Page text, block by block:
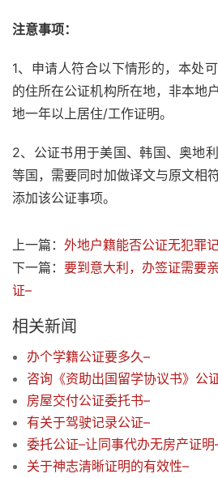
注意事项：
1、申请人符合以下情形的，本处
的住所在公证机构所在地，非本地
地一年以上居住/工作证明。
2、公证书用于美国、韩国、奥地
等国，需要同时加做译文与原文相
添加该公证事项。
上一篇： 外地户籍能否公证无犯罪
下一篇： 要到意大利，办签证需要
证–
相关新闻
办个学籍公证要多久–
咨询《资助出国留学协议书》公
房屋交付公证委托书–
有关于驾驶记录公证–
委托公证–让同事代办无房产证明
关于神志清晰证明的有效性–